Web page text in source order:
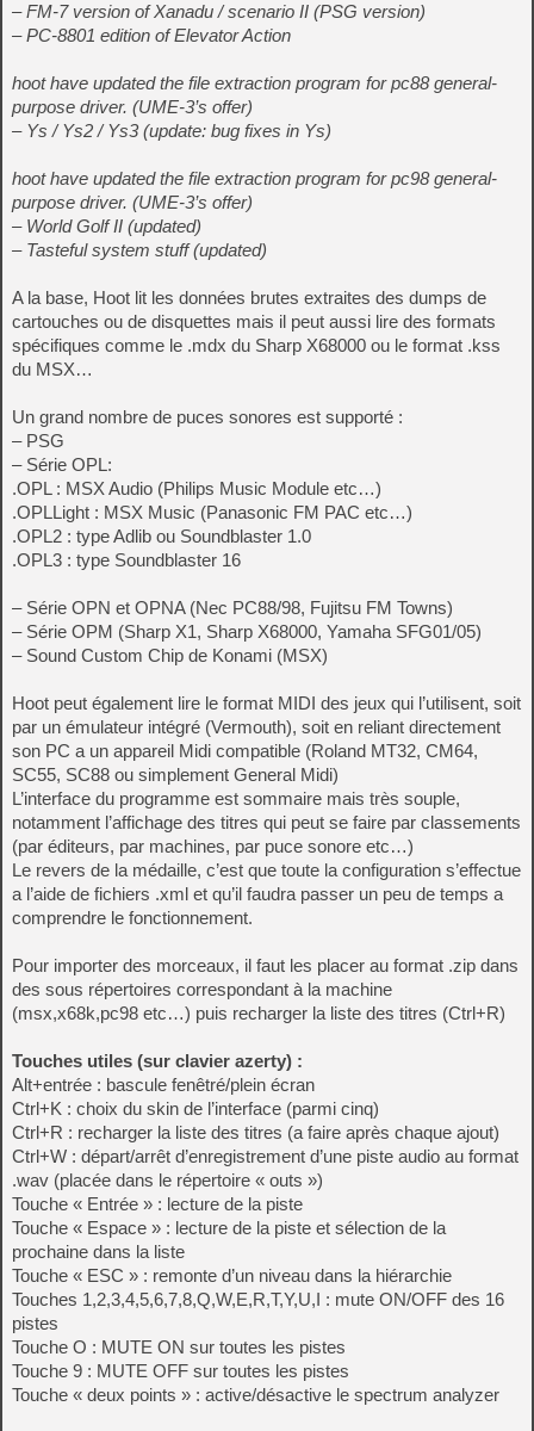
– FM-7 version of Xanadu / scenario II (PSG version)
– PC-8801 edition of Elevator Action
hoot have updated the file extraction program for pc88 general-
purpose driver. (UME-3’s offer)
– Ys / Ys2 / Ys3 (update: bug fixes in Ys)
hoot have updated the file extraction program for pc98 general-
purpose driver. (UME-3’s offer)
– World Golf II (updated)
– Tasteful system stuff (updated)
A la base, Hoot lit les données brutes extraites des dumps de
cartouches ou de disquettes mais il peut aussi lire des formats
spécifiques comme le .mdx du Sharp X68000 ou le format .kss
du MSX…
Un grand nombre de puces sonores est supporté :
– PSG
– Série OPL:
.OPL : MSX Audio (Philips Music Module etc…)
.OPLLight : MSX Music (Panasonic FM PAC etc…)
.OPL2 : type Adlib ou Soundblaster 1.0
.OPL3 : type Soundblaster 16
– Série OPN et OPNA (Nec PC88/98, Fujitsu FM Towns)
– Série OPM (Sharp X1, Sharp X68000, Yamaha SFG01/05)
– Sound Custom Chip de Konami (MSX)
Hoot peut également lire le format MIDI des jeux qui l’utilisent, soit
par un émulateur intégré (Vermouth), soit en reliant directement
son PC a un appareil Midi compatible (Roland MT32, CM64,
SC55, SC88 ou simplement General Midi)
L’interface du programme est sommaire mais très souple,
notamment l’affichage des titres qui peut se faire par classements
(par éditeurs, par machines, par puce sonore etc…)
Le revers de la médaille, c’est que toute la configuration s’effectue
a l’aide de fichiers .xml et qu’il faudra passer un peu de temps a
comprendre le fonctionnement.
Pour importer des morceaux, il faut les placer au format .zip dans
des sous répertoires correspondant à la machine
(msx,x68k,pc98 etc…) puis recharger la liste des titres (Ctrl+R)
Touches utiles (sur clavier azerty) :
Alt+entrée : bascule fenêtré/plein écran
Ctrl+K : choix du skin de l’interface (parmi cinq)
Ctrl+R : recharger la liste des titres (a faire après chaque ajout)
Ctrl+W : départ/arrêt d’enregistrement d’une piste audio au format
.wav (placée dans le répertoire « outs »)
Touche « Entrée » : lecture de la piste
Touche « Espace » : lecture de la piste et sélection de la
prochaine dans la liste
Touche « ESC » : remonte d’un niveau dans la hiérarchie
Touches 1,2,3,4,5,6,7,8,Q,W,E,R,T,Y,U,I : mute ON/OFF des 16
pistes
Touche O : MUTE ON sur toutes les pistes
Touche 9 : MUTE OFF sur toutes les pistes
Touche « deux points » : active/désactive le spectrum analyzer